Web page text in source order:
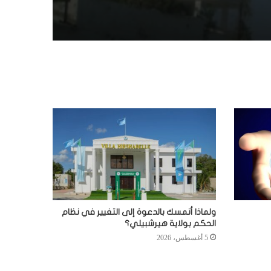
ولماذا أتمسك بالدعوة إلى التغيير في نظام
الحكم بولاية هيرشبيلي؟
5 أغسطس، 2026